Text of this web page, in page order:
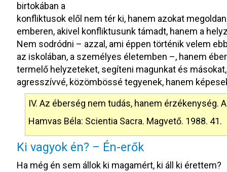
birtokában a
konfliktusok elől nem tér ki, hanem azokat
emberen, akivel konfliktusunk támadt, hanem a
Nem sodródni – azzal, ami éppen történik velem
az iskolában, a személyes életemben –, hanem
termelő helyzeteket, segíteni magunkat és
agresszívvé, közömbössé tegyenek, hanem
IV. Az éberség nem tudás, hanem érzékenység.
Hamvas Béla: Scientia Sacra. Magvető. 1988. 41.
Ki vagyok én? – Én-erők
Ha még én sem állok ki magamért, ki áll ki érettem?